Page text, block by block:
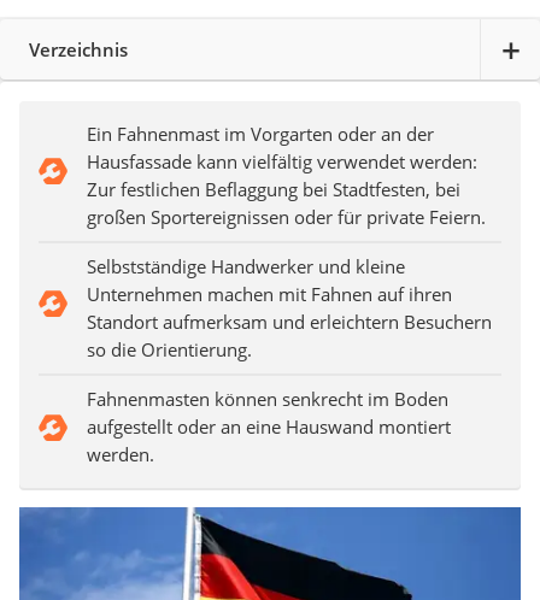
Verzeichnis
Ein Fahnenmast im Vorgarten oder an der
Hausfassade kann vielfältig verwendet werden:
Zur festlichen Beflaggung bei Stadtfesten, bei
großen Sportereignissen oder für private Feiern.
Selbstständige Handwerker und kleine
Unternehmen machen mit Fahnen auf ihren
Standort aufmerksam und erleichtern Besuchern
so die Orientierung.
Fahnenmasten können senkrecht im Boden
aufgestellt oder an eine Hauswand montiert
werden.